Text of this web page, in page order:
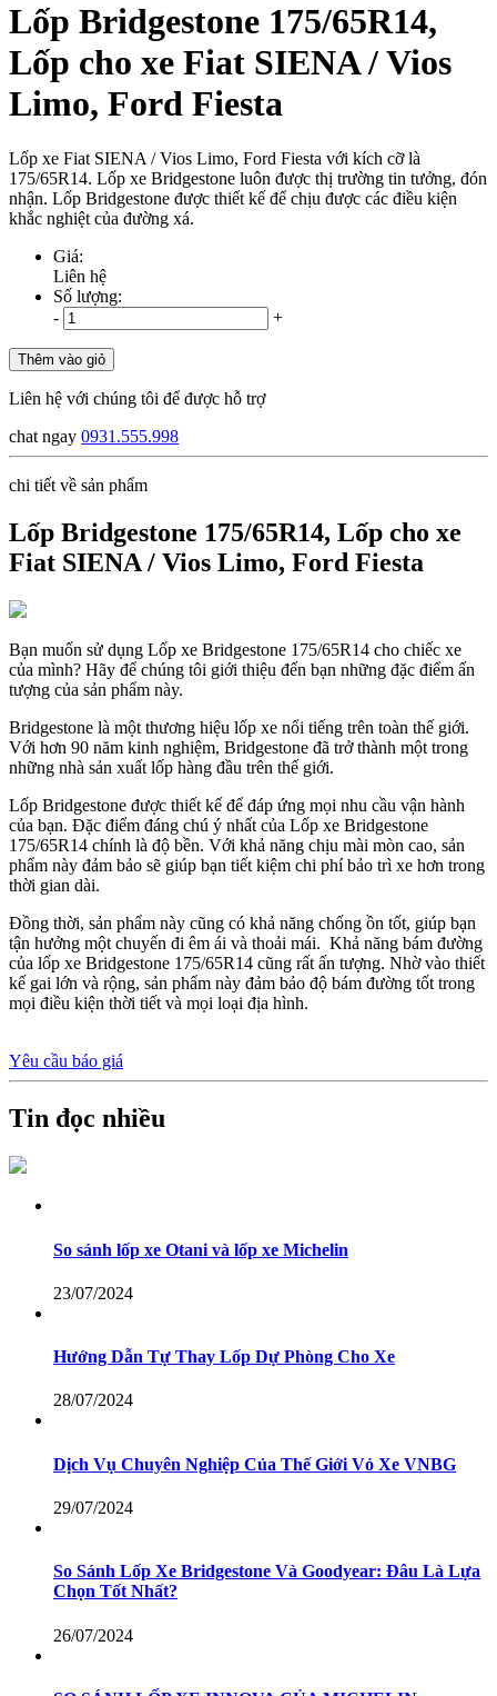
Lốp Bridgestone 175/65R14,
Lốp cho xe Fiat SIENA / Vios
Limo, Ford Fiesta
Lốp xe Fiat SIENA / Vios Limo, Ford Fiesta với kích cỡ là
175/65R14. Lốp xe Bridgestone luôn được thị trường tin tưởng, đón
nhận. Lốp Bridgestone được thiết kế để chịu được các điều kiện
khắc nghiệt của đường xá.
Giá:
Liên hệ
Số lượng:
-
+
Thêm vào giỏ
Liên hệ với chúng tôi để được hỗ trợ
chat ngay 0931.555.998
chi tiết về sản phẩm
Lốp Bridgestone 175/65R14, Lốp cho xe
Fiat SIENA / Vios Limo, Ford Fiesta
Bạn muốn sử dụng Lốp xe Bridgestone 175/65R14 cho chiếc xe
của mình? Hãy để chúng tôi giới thiệu đến bạn những đặc điểm ấn
tượng của sản phẩm này.
Bridgestone là một thương hiệu lốp xe nổi tiếng trên toàn thế giới.
Với hơn 90 năm kinh nghiệm, Bridgestone đã trở thành một trong
những nhà sản xuất lốp hàng đầu trên thế giới.
Lốp Bridgestone được thiết kế để đáp ứng mọi nhu cầu vận hành
của bạn. Đặc điểm đáng chú ý nhất của Lốp xe Bridgestone
175/65R14 chính là độ bền. Với khả năng chịu mài mòn cao, sản
phẩm này đảm bảo sẽ giúp bạn tiết kiệm chi phí bảo trì xe hơn trong
thời gian dài.
Đồng thời, sản phẩm này cũng có khả năng chống ồn tốt, giúp bạn
tận hưởng một chuyến đi êm ái và thoải mái. Khả năng bám đường
của lốp xe Bridgestone 175/65R14 cũng rất ấn tượng. Nhờ vào thiết
kế gai lớn và rộng, sản phẩm này đảm bảo độ bám đường tốt trong
mọi điều kiện thời tiết và mọi loại địa hình.
Yêu cầu báo giá
Tin đọc nhiều
So sánh lốp xe Otani và lốp xe Michelin
23/07/2024
Hướng Dẫn Tự Thay Lốp Dự Phòng Cho Xe
28/07/2024
Dịch Vụ Chuyên Nghiệp Của Thế Giới Vỏ Xe VNBG
29/07/2024
So Sánh Lốp Xe Bridgestone Và Goodyear: Đâu Là Lựa
Chọn Tốt Nhất?
26/07/2024